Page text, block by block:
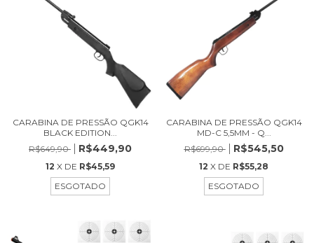
CARABINA DE PRESSÃO QGK14
BLACK EDITION...
R$649,90
R$449,90
12 X DE R$45,59
ESGOTADO
CARABINA DE PRESSÃO QGK14
MD-C 5,5MM - Q...
R$699,90
R$545,50
12 X DE R$55,28
ESGOTADO